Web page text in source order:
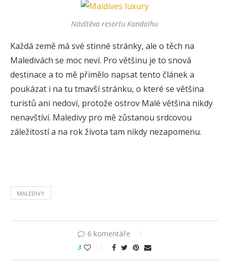
Návštěva resortu Kandolhu
Každá země má své stinné stránky, ale o těch na
Maledivách se moc neví. Pro většinu je to snová
destinace a to mě přimělo napsat tento článek a
poukázat i na tu tmavší stránku, o které se většina
turistů ani nedoví, protože ostrov Malé většina nikdy
nenavštíví. Maledivy pro mě zůstanou srdcovou
záležitostí a na rok života tam nikdy nezapomenu.
MALEDIVY
6 komentáře
3